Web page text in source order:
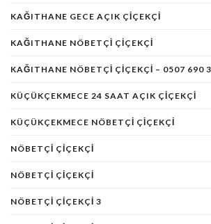
KAĞITHANE GECE AÇIK ÇIÇEKÇI
KAĞITHANE NÖBETÇI ÇIÇEKÇI
KAĞITHANE NÖBETÇI ÇIÇEKÇI – 0507 690
KÜÇÜKÇEKMECE 24 SAAT AÇIK ÇIÇEKÇI
KÜÇÜKÇEKMECE NÖBETÇI ÇIÇEKÇI
NÖBETÇI ÇIÇEKÇI
NÖBETÇI ÇIÇEKÇI
NÖBETÇI ÇIÇEKÇI 3